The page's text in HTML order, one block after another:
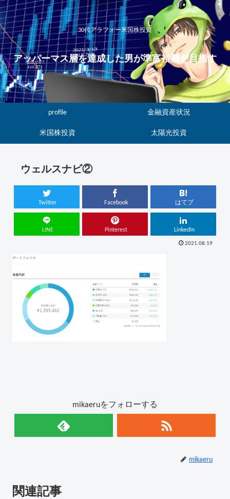
30代アラフォー米国株投資
アッパーマス層を達成した男が準富裕層を目指す
profile 金融資産状況
米国株投資 太陽光投資
ウェルスナビ②
Twitter Facebook はてブ
LINE Pinterest LinkedIn
2021.08.19
mikaeruをフォローする
mikaeru
関連記事